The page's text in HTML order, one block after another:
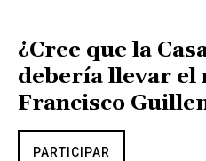
¿Cree que la
debería llevar el
Francisco
PARTICIPAR